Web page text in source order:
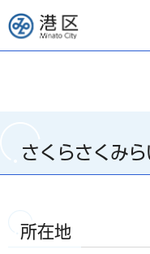
港区
さくらさくみ
所在地